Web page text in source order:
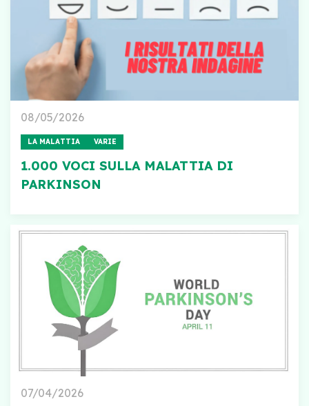
08/05/2026
LA MALATTIA VARIE
1.000 VOCI SULLA MALATTIA DI
PARKINSON
07/04/2026